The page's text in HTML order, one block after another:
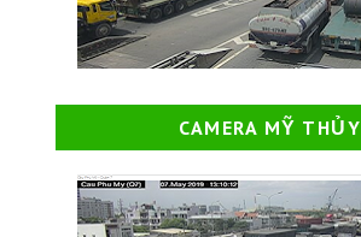
CAMERA MỸ THỦY